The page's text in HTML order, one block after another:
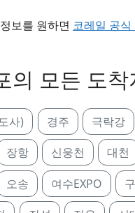
보를 원하면 코레일 공식
의 모든 도착
사) 경주 극락강
장항 신웅천 대천
오송 여수EXPO